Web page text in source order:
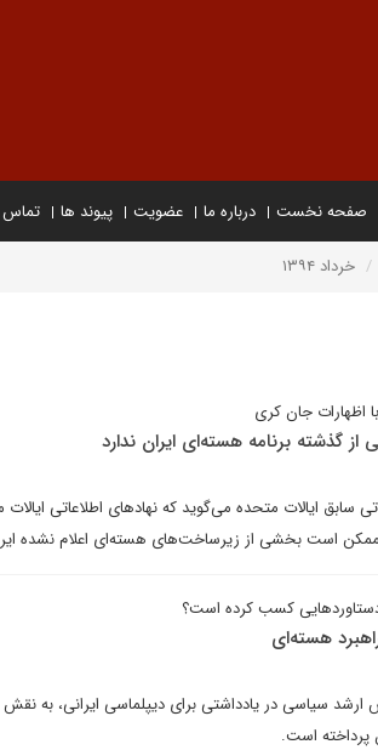
صفحه نخست درباره ما عضویت پیوند ها تماس
خرداد ۱۳۹۴
اظهارات جان کری
از گذشته برنامه هسته‌ای ایران ندارد
سابق ایالات متحده می‌گوید که نهادهای اطلاعاتی
ممکن است بخشی از زیرساخت‌های هسته‌ای اعلام نشده
دستاوردهایی کسب کرده است؟
هسته‌ای
سیاسی در یادداشتی برای دیپلماسی ایرانی، به نقش
پرداخته است.